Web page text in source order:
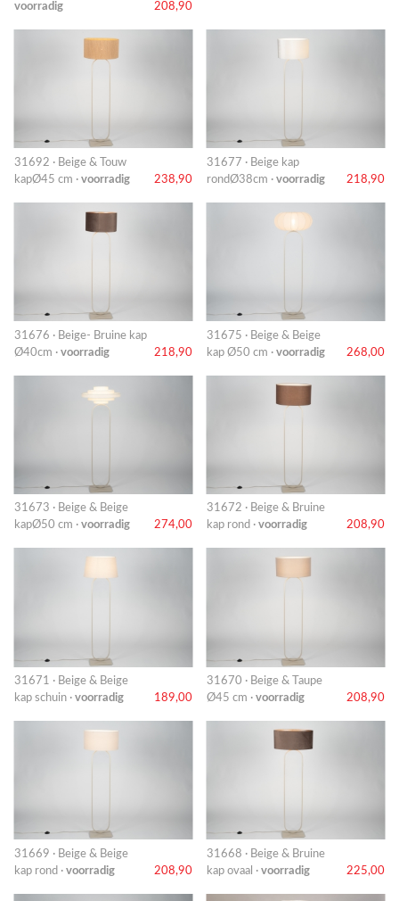
voorradig
208,90
31692 · Beige & Touw
kapØ45 cm · voorradig 238,90
31677 · Beige kap
rondØ38cm · voorradig 218,90
31676 · Beige- Bruine kap
Ø40cm · voorradig 218,90
31675 · Beige & Beige
kap Ø50 cm · voorradig 268,00
31673 · Beige & Beige
kapØ50 cm · voorradig 274,00
31672 · Beige & Bruine
kap rond · voorradig 208,90
31671 · Beige & Beige
kap schuin · voorradig 189,00
31670 · Beige & Taupe
Ø45 cm · voorradig 208,90
31669 · Beige & Beige
kap rond · voorradig 208,90
31668 · Beige & Bruine
kap ovaal · voorradig 225,00